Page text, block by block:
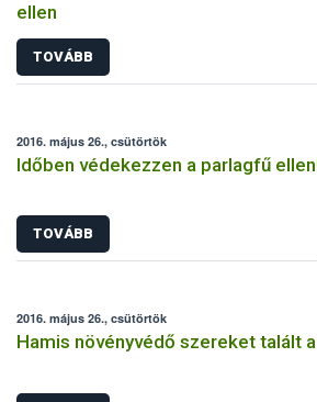
ellen
TOVÁBB
2016. május 26., csütörtök
Időben védekezzen a parlagfű
TOVÁBB
2016. május 26., csütörtök
Hamis növényvédő szereket talált a